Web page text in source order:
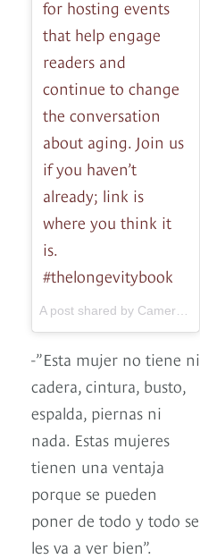
for hosting events
that help engage
readers and
continue to change
the conversation
about aging. Join us
if you haven’t
already; link is
where you think it
is.
#thelongevitybook
-”Esta mujer no tiene ni
cadera, cintura, busto,
espalda, piernas ni
nada. Estas mujeres
tienen una ventaja
porque se pueden
poner de todo y todo se
les va a ver bien”.